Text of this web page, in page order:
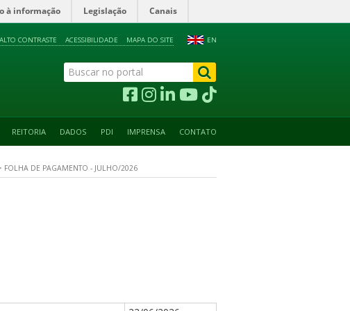
à informação Legislação Canais
EN
ALTO CONTRASTE ACESSIBILIDADE MAPA DO SITE
REITORIA DADOS PDI IMPRENSA CONTATO
FOLHA DE PAGAMENTO - JULHO/2026